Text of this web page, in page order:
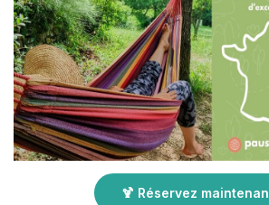
🍹 Réservez